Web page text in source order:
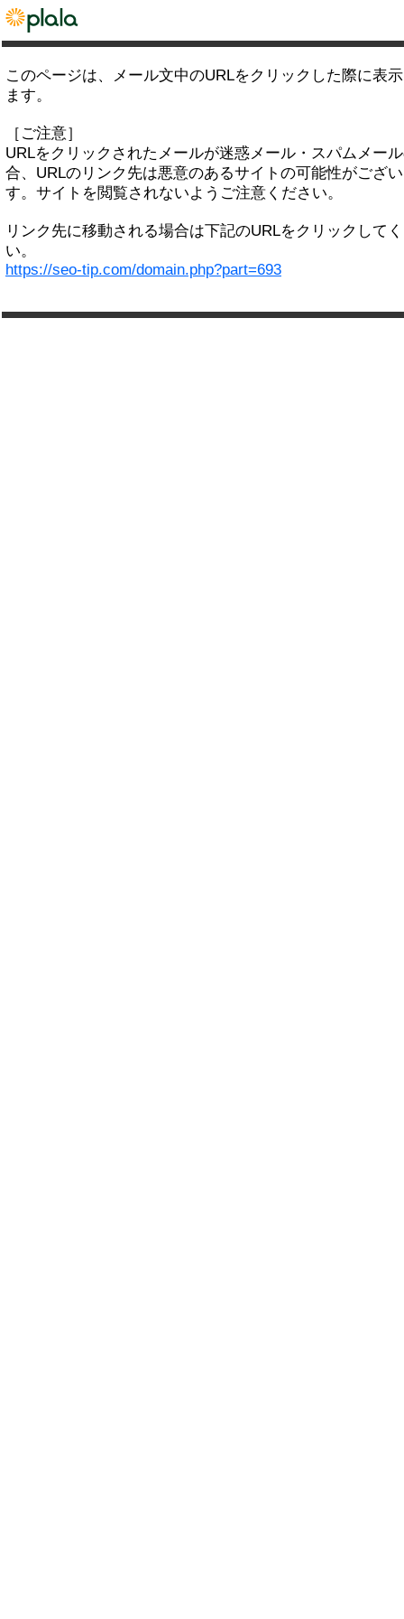
このページは、メール文中のURLをクリックした際に表
ます。
［ご注意］
URLをクリックされたメールが迷惑メール・スパムメー
合、URLのリンク先は悪意のあるサイトの可能性がござ
す。サイトを閲覧されないようご注意ください。
リンク先に移動される場合は下記のURLをクリックして
い。
https://seo-tip.com/domain.php?part=693